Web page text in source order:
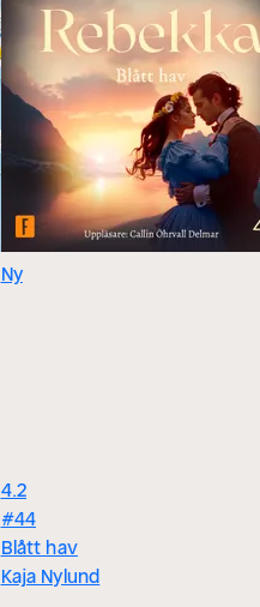
Ny
4.2
#44
Blått hav
Kaja Nylund